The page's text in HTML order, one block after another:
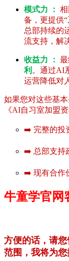
模式力 ：
备，更提供“
总部持续的
流支持，解
收益力 ：
利 。通过AI
运营降低对
如果您对这些基
《AI自习室加盟
➡️ 完整的投
➡️ 总部支持
➡️ 现有合作
牛童学官网
方便的话，请
范围，我将为您